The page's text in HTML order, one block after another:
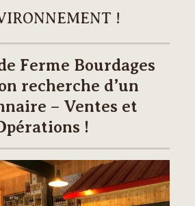
!
Ferme Bourdages
recherche d’un
– Ventes et
!